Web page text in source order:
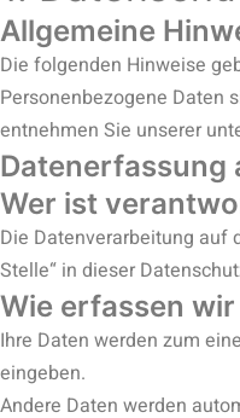
Allgemeine
Die folgenden Hinweise
Personenbezogene Daten
entnehmen Sie unserer
Datenerfassung
Wer ist
Die Datenverarbeitung auf
Stelle“ in dieser
Wie erfassen
Ihre Daten werden zum
eingeben.
Andere Daten werden